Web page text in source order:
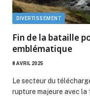
DIVERTISSEMENT
Fin de la bataille
emblématique
8 AVRIL 2025
Le secteur du
rupture majeure avec